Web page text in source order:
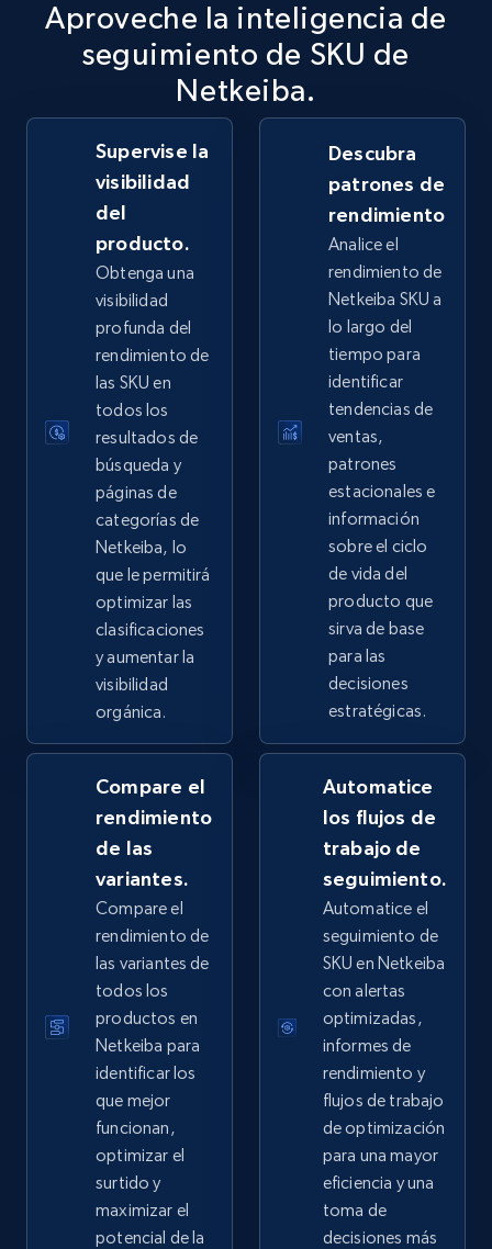
359+ Comenzar ahora
eBay - Collect records by category
URL, Product id, Title, Seller name, Seller rating,
Seller reviews, Breadcrumbs, Root category, and
2.5K+ Comenzar ahora
Google Shopping
URL, Product id, Title, Product description,
Rating, Reviews count, Images, Variations, and
2.4K+ 202+ Comenzar ahora
Google Shopping - collects products from
web using keywords
URL, Product id, Title, Product description,
Rating, Reviews count, Images, Variations, and
more.
2.4K+ 202+ Comenzar ahora
Home Depot US
URL, Domain, Country code, Model number,
Sku, Product id, Product name, Manufacturer,
and more.
2.1K+ 355+ Comenzar ahora
Home Depot US - Gather data on products
using specified keywords
URL, Domain, Country code, Model number,
Aproveche la inteligencia de
seguimiento de SKU de
Netkeiba.
Supervise la
visibilidad
del
producto.
Obtenga una
visibilidad
profunda del
rendimiento de
las SKU en
todos los
resultados de
búsqueda y
páginas de
categorías de
Netkeiba, lo
que le permitirá
optimizar las
clasificaciones
y aumentar la
visibilidad
orgánica.
Descubra
patrones de
rendimiento
Analice el
rendimiento de
Netkeiba SKU a
lo largo del
tiempo para
identificar
tendencias de
ventas,
patrones
estacionales e
información
sobre el ciclo
de vida del
producto que
sirva de base
para las
decisiones
estratégicas.
Compare el
rendimiento
de las
variantes.
Compare el
rendimiento de
las variantes de
todos los
productos en
Netkeiba para
identificar los
que mejor
funcionan,
optimizar el
surtido y
maximizar el
potencial de la
Automatice
los flujos de
trabajo de
seguimiento.
Automatice el
seguimiento de
SKU en Netkeiba
con alertas
optimizadas,
informes de
rendimiento y
flujos de trabajo
de optimización
para una mayor
eficiencia y una
toma de
decisiones más